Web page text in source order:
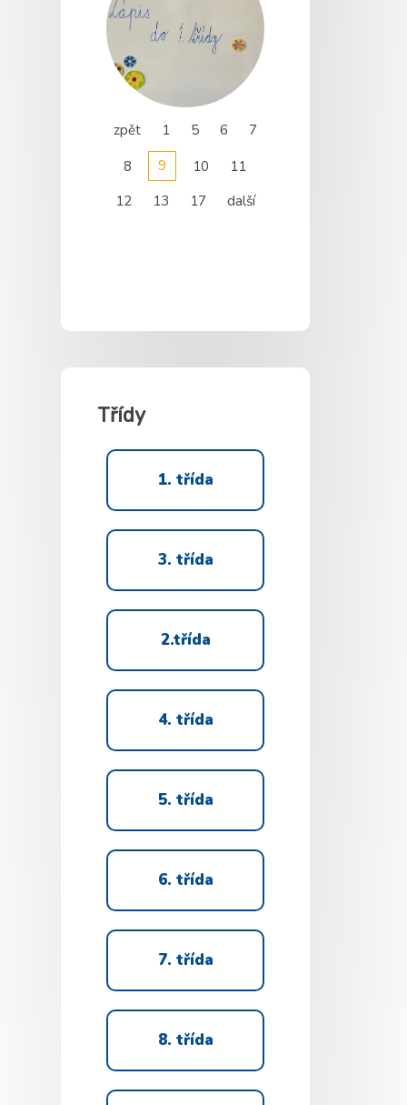
zpět 1 5 6
7
8
9 10
11
12
13 17 další
Třídy
1. třída
3. třída
2.třída
4. třída
5. třída
6. třída
7. třída
8. třída